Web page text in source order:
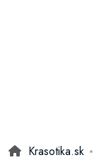
Krasotika.sk